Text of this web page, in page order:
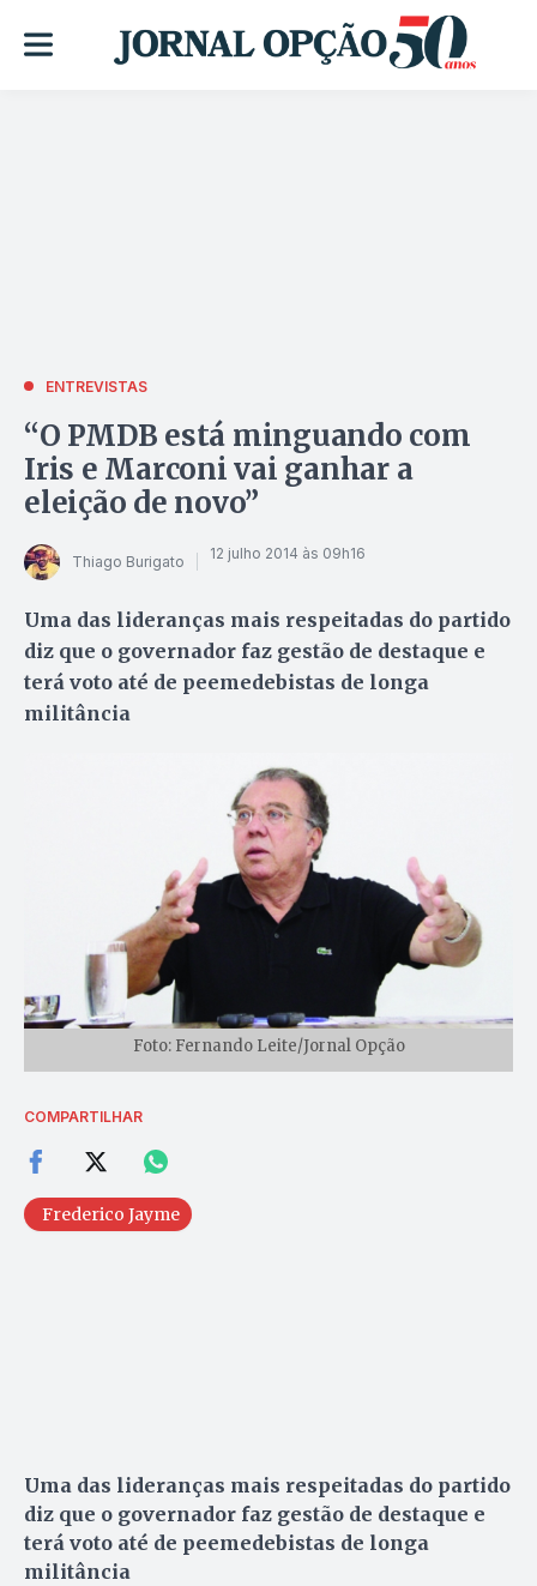
ENTREVISTAS
“O PMDB está minguando com
Iris e Marconi vai ganhar a
eleição de novo”
Thiago Burigato 12 julho 2014 às 09h16
Uma das lideranças mais respeitadas do partido
diz que o governador faz gestão de destaque e
terá voto até de peemedebistas de longa
militância
Foto: Fernando Leite/Jornal Opção
COMPARTILHAR
Frederico Jayme
Uma das lideranças mais respeitadas do partido
diz que o governador faz gestão de destaque e
terá voto até de peemedebistas de longa
militância